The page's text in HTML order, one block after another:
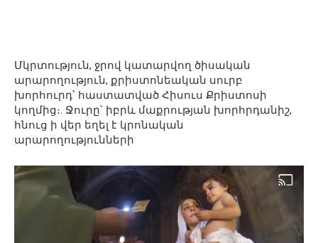
Մկրտություն, ջրով կատարվող ծիսական
արարողություն, քրիստոնեական սուրբ
խորհուրդ՝ հաստատված Հիսուս Քրիստոսի
կողմից։. Ջուրը՝ իբրև մաքրության խորհրդանիշ,
հնուց ի վեր եղել է կրոնական
արարողությունների